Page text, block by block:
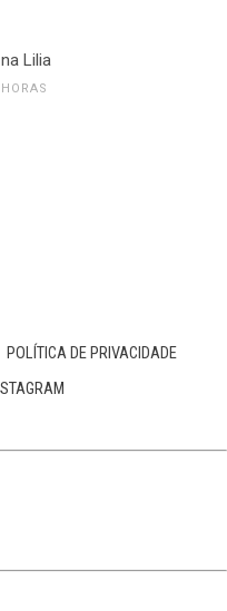
Lilia
POLÍTICA DE PRIVACIDADE